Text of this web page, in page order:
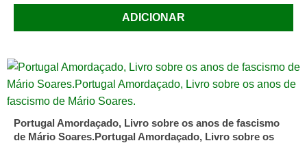
ADICIONAR
Portugal Amordaçado, Livro sobre os anos de fascismo
de Mário Soares.Portugal Amordaçado, Livro sobre os